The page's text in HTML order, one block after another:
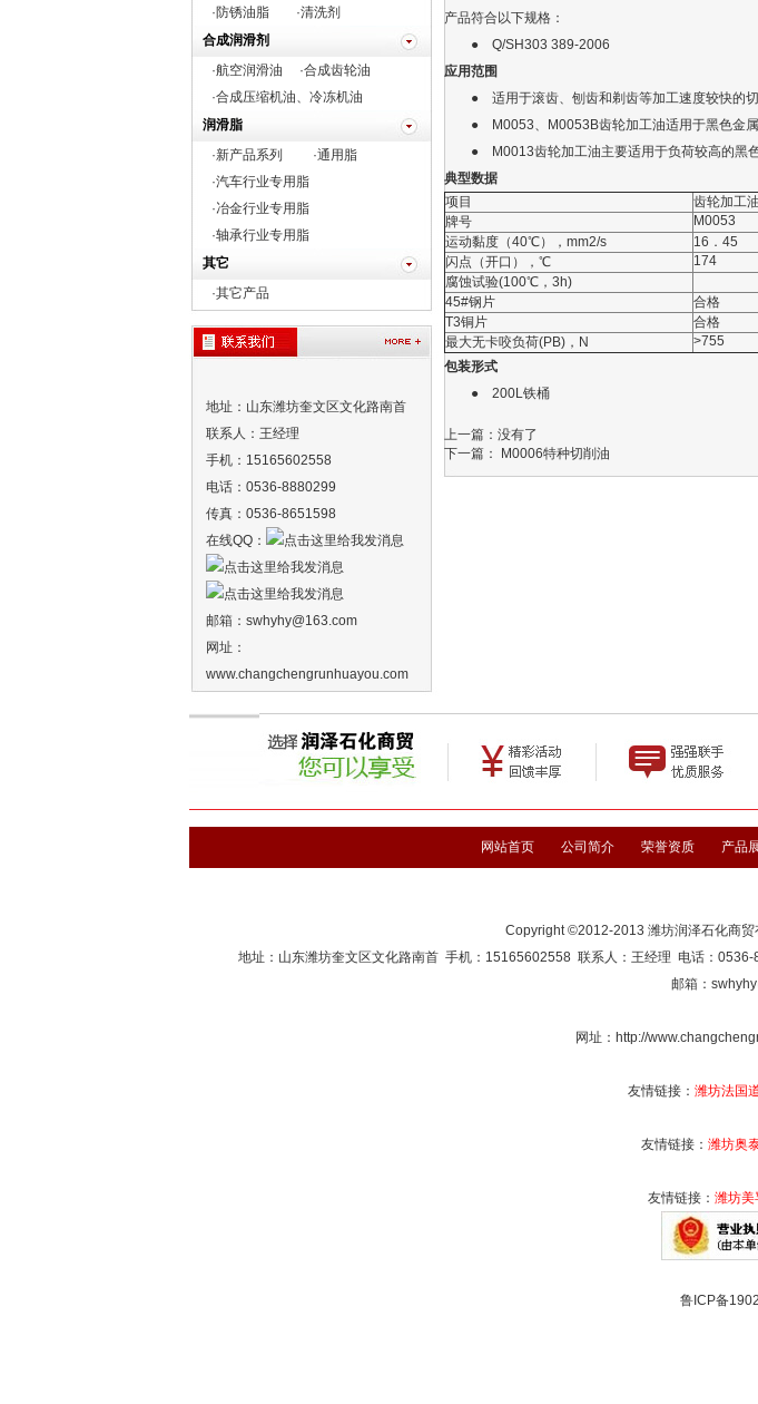
·防锈油脂
·清洗剂
合成润滑剂
·航空润滑油
·合成齿轮油
·合成压缩机油、冷冻机油
润滑脂
·新产品系列
·通用脂
·汽车行业专用脂
·冶金行业专用脂
·轴承行业专用脂
其它
·其它产品
地址：山东潍坊奎文区文化路南首
联系人：王经理
手机：15165602558
电话：0536-8880299
传真：0536-8651598
在线QQ：
邮箱： swhyhy@163.com
网址：
www.changchengrunhuayou.com
产品符合以下规格：
● Q/SH303 389-2006
应用范围
● 适用于滚齿、刨齿和剃齿等加工速度较快的切
● M0053、M0053B齿轮加工油适用于黑色金属
● M0013齿轮加工油主要适用于负荷较高的黑色
典型数据
项目
齿轮加工油
牌号
M0053
运动黏度（40℃），mm2/s
16．45
闪点（开口），℃
174
腐蚀试验(100℃，3h)
45#钢片
合格
T3铜片
合格
最大无卡咬负荷(PB)，N
>755
包装形式
● 200L铁桶
上一篇：没有了
下一篇：
M0006特种切削油
网站首页 公司简介 荣誉资质 产品
Copyright ©2012-2013 潍坊润泽石化商
地址：山东潍坊奎文区文化路南首 手机：15165602558 联系人：王经理 电话：
邮箱：
网址： http://
友情链接： 潍坊法国
友情链接： 潍坊奥
友情链接： 潍坊美
鲁ICP备